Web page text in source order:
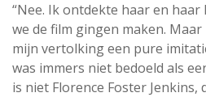
“Nee. Ik ontdekte haar en
we de film gingen maken.
mijn vertolking een pure
was immers niet bedoeld als
is niet Florence Foster